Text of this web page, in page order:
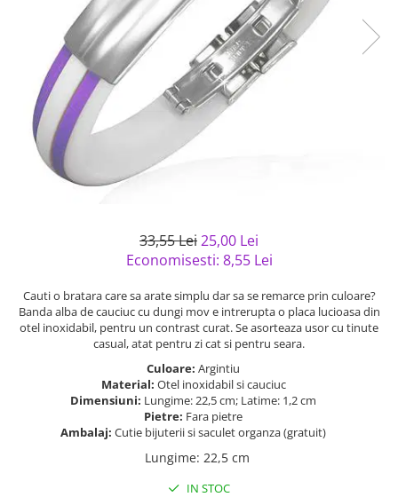
semipretioase
Bijuterii argint placat cu aur
Bijuterii argint cu diverse
materiale
Bijuterii argint cu murano
Bijuterii de Lux
Bijuterii gotice si rock
Bijuterii Handmade
Bijuterii fantezie
Casete si cutii de bijuterii
Bijuterii tungsten
Accesorii Piele
Solutii si lavete de curatare
33,55 Lei25,00 Lei
Economisesti: 8,55 Lei
Cauti o bratara care sa arate simplu dar sa se remarce prin culoare?
Banda alba de cauciuc cu dungi mov e intrerupta o placa lucioasa din
otel inoxidabil, pentru un contrast curat. Se asorteaza usor cu tinute
casual, atat pentru zi cat si pentru seara.
Culoare: Argintiu
Material: Otel inoxidabil si cauciuc
Dimensiuni: Lungime: 22,5 cm; Latime: 1,2 cm
Pietre: Fara pietre
Ambalaj: Cutie bijuterii si saculet organza (gratuit)
Lungime: 22,5 cm
IN STOC